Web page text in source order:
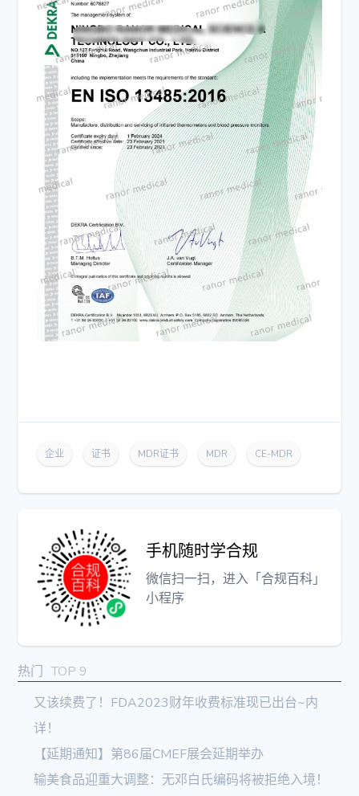
企业 证书 MDR证书 MDR CE-MDR
手机随时学合规
微信扫一扫，进入「合规百科」
小程序
热门 TOP 9
又该续费了！FDA2023财年收费标准现已出台~内
详！
【延期通知】第86届CMEF展会延期举办
输美食品迎重大调整：无邓白氏编码将被拒绝入境！